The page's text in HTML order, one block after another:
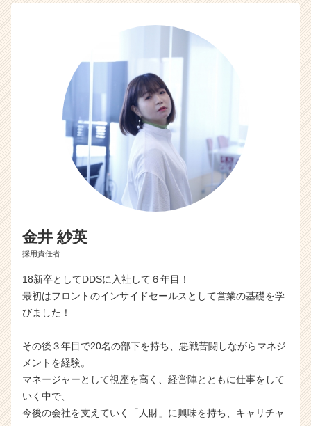
金井 紗英
採用責任者
18新卒としてDDSに入社して６年目！
最初はフロントのインサイドセールスとして営業の基礎を学
びました！
その後３年目で20名の部下を持ち、悪戦苦闘しながらマネジ
メントを経験。
マネージャーとして視座を高く、経営陣とともに仕事をして
いく中で、
今後の会社を支えていく「人財」に興味を持ち、キャリチャ